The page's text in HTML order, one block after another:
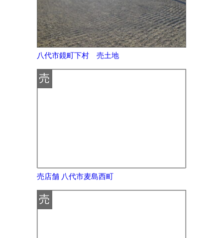
八代市鏡町下村 売土地
売店舗 八代市麦島西町
売
売